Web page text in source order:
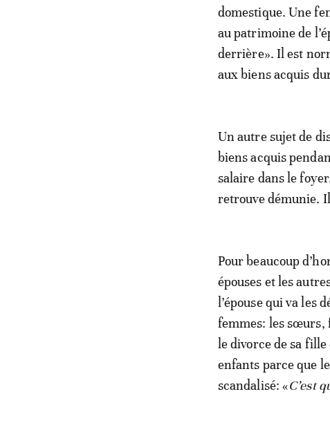
domestique. Une
au patrimoine de
derrière». Il est
aux biens acquis
Un autre sujet de
biens acquis
salaire dans le
retrouve démunie.
Pour beaucoup
épouses et les
l’épouse qui va les
femmes: les sœurs,
le divorce de sa
enfants parce que
scandalisé: «C’est